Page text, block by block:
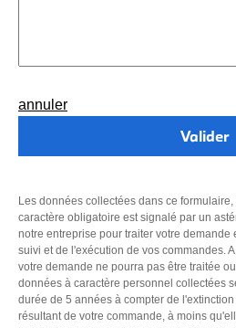
annuler
Les données collectées dans ce
caractère obligatoire est signalé par un
notre entreprise pour traiter votre demande
suivi et de l'exécution de vos commandes.
votre demande ne pourra pas être traitée
données à caractère personnel collectées
durée de 5 années à compter de
résultant de votre commande, à moins